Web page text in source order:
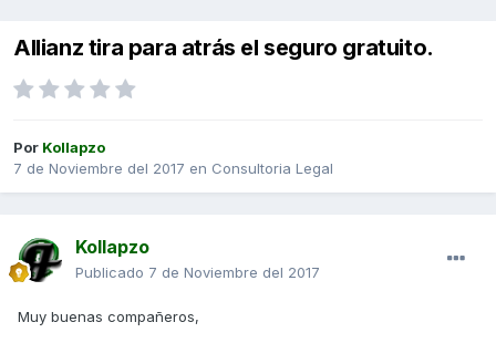
Allianz tira para atrás el seguro gratuito.
Por Kollapzo
7 de Noviembre del 2017 en Consultoria Legal
Kollapzo
Publicado 7 de Noviembre del 2017
Muy buenas compañeros,